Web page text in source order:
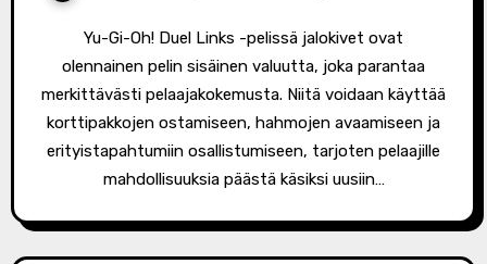
Yu-Gi-Oh! Duel Links -pelissä jalokivet ovat
olennainen pelin sisäinen valuutta, joka parantaa
merkittävästi pelaajakokemusta. Niitä voidaan käyttää
korttipakkojen ostamiseen, hahmojen avaamiseen ja
erityistapahtumiin osallistumiseen, tarjoten pelaajille
mahdollisuuksia päästä käsiksi uusiin…